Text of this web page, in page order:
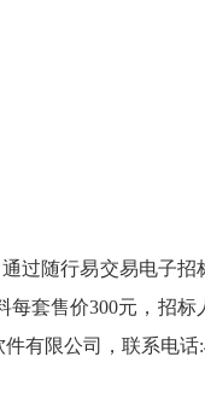
随行易交易电子招
套售价300元，招标
有限公司，联系电话: